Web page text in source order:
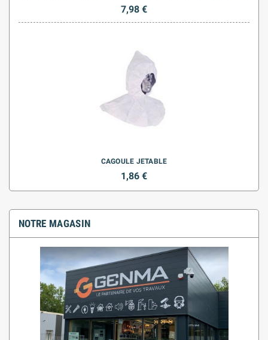
7,98 €
CAGOULE JETABLE
1,86 €
NOTRE MAGASIN